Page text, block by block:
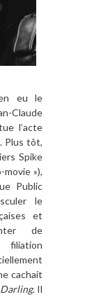
eu le
Claude
l’acte
Plus tôt,
Spike
»),
Public
le
et
de
cachait
. Il